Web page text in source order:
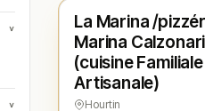
˅
˅
★ N° 1
La Marina /
Marina
(cuisine
Artisanale)
Hourtin